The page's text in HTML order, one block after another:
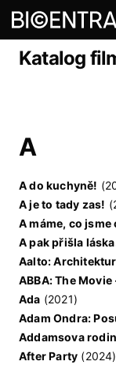
Katalog
A
A do kuchyně!
A je to tady zas!
A máme, co jsme
A pak přišla
Aalto:
ABBA: The Movie
Ada (2021)
Adam Ondra:
Addamsova
After Party (2024)